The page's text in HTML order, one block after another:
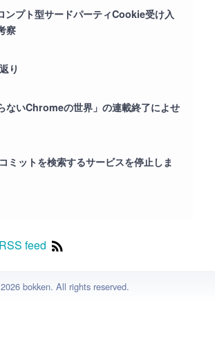
プト型サードパーティCookie受け入
察
り
ないChromeの世界」の連載終了によせ
ットを検索するサービスを停止しま
feed
bokken. All rights reserved.